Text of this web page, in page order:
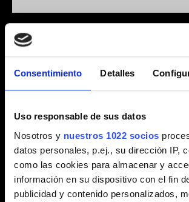
Consentimiento Detalles
Uso responsable de sus datos
Nosotros y nuestros 1022 socios
datos personales, p.ej., su dirección IP,
como las cookies para almacenar y
información en su dispositivo con el fin
publicidad y contenido personalizados,
Correo electrónico (¡comprueba
bien!)
Breve descripción del problema